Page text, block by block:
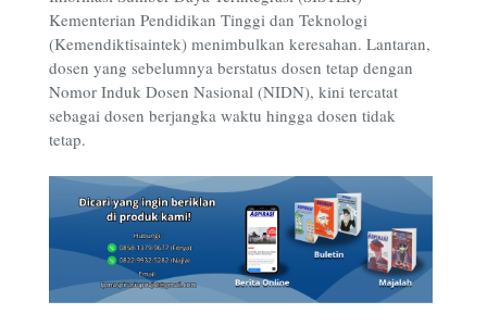
Kementerian Pendidikan Tinggi dan Teknologi
(Kemendiktisaintek) menimbulkan keresahan. Lantaran,
dosen yang sebelumnya berstatus dosen tetap dengan
Nomor Induk Dosen Nasional (NIDN), kini tercatat
sebagai dosen berjangka waktu hingga dosen tidak
tetap.